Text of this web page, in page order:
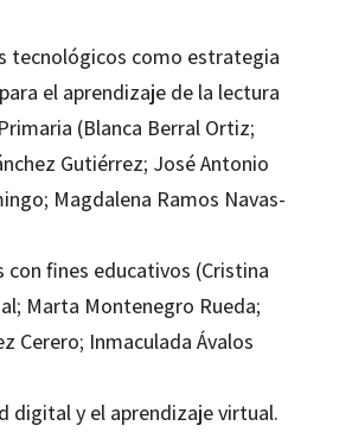
tecnológicos como estrategia
el aprendizaje de la lectura
(Blanca Berral Ortiz;
Gutiérrez; José Antonio
Magdalena Ramos Navas-
con fines educativos (Cristina
Marta Montenegro Rueda;
Cerero; Inmaculada Ávalos
digital y el aprendizaje virtual.